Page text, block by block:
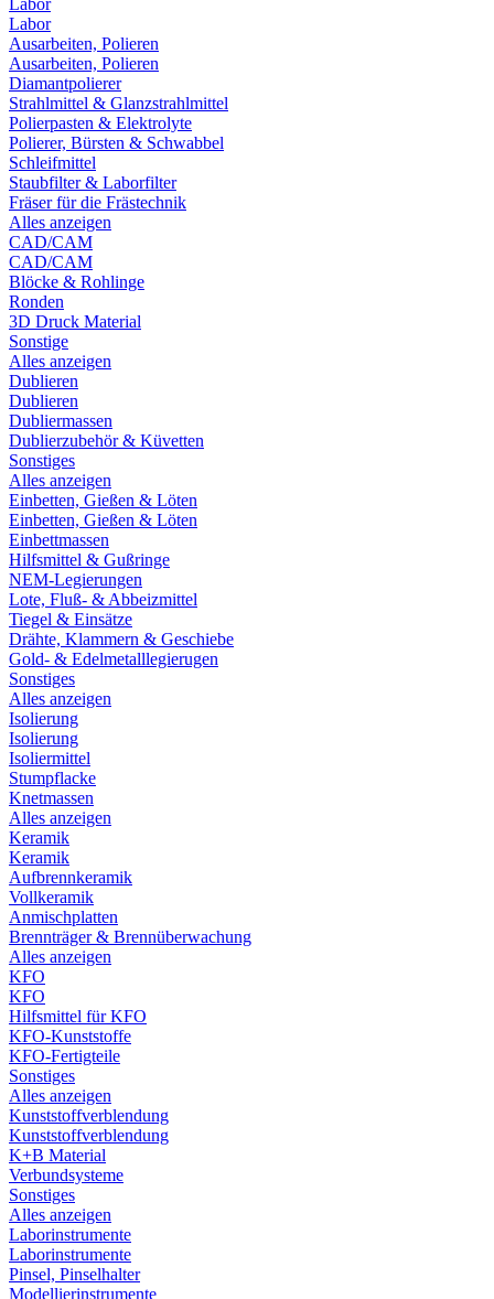
Labor
Labor
Ausarbeiten, Polieren
Ausarbeiten, Polieren
Diamantpolierer
Strahlmittel & Glanzstrahlmittel
Polierpasten & Elektrolyte
Polierer, Bürsten & Schwabbel
Schleifmittel
Staubfilter & Laborfilter
Fräser für die Frästechnik
Alles anzeigen
CAD/CAM
CAD/CAM
Blöcke & Rohlinge
Ronden
3D Druck Material
Sonstige
Alles anzeigen
Dublieren
Dublieren
Dubliermassen
Dublierzubehör & Küvetten
Sonstiges
Alles anzeigen
Einbetten, Gießen & Löten
Einbetten, Gießen & Löten
Einbettmassen
Hilfsmittel & Gußringe
NEM-Legierungen
Lote, Fluß- & Abbeizmittel
Tiegel & Einsätze
Drähte, Klammern & Geschiebe
Gold- & Edelmetalllegierugen
Sonstiges
Alles anzeigen
Isolierung
Isolierung
Isoliermittel
Stumpflacke
Knetmassen
Alles anzeigen
Keramik
Keramik
Aufbrennkeramik
Vollkeramik
Anmischplatten
Brennträger & Brennüberwachung
Alles anzeigen
KFO
KFO
Hilfsmittel für KFO
KFO-Kunststoffe
KFO-Fertigteile
Sonstiges
Alles anzeigen
Kunststoffverblendung
Kunststoffverblendung
K+B Material
Verbundsysteme
Sonstiges
Alles anzeigen
Laborinstrumente
Laborinstrumente
Pinsel, Pinselhalter
Modellierinstrumente